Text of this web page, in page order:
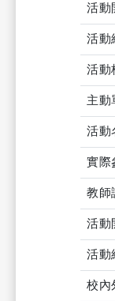
活動
活動
活動
主動
活動
實際
教師
活動
活動
校內